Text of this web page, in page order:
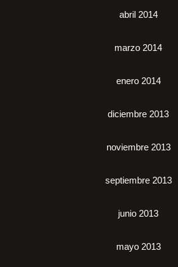
abril 2014
marzo 2014
enero 2014
diciembre 2013
noviembre 2013
septiembre 2013
junio 2013
mayo 2013